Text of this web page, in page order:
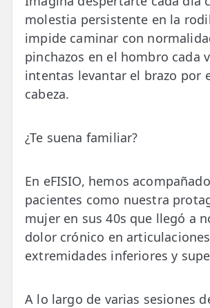
🎁 Tarjetas Regalo
🛒 Carrito
❤️ Ofertas
ESPECIALIDADES
🩻 Fisioterapia Traumatológica
😧 Fisioterapia ATM
🫶 Suelo Pélvico
molestia persistente en la
impide caminar con
pinchazos en el hombro cada
intentas levantar el brazo por
cabeza.
¿Te suena familiar?
En eFISIO, hemos
pacientes como nuestra
mujer en sus 40s que llegó a
dolor crónico en
extremidades inferiores y
A lo largo de varias sesiones